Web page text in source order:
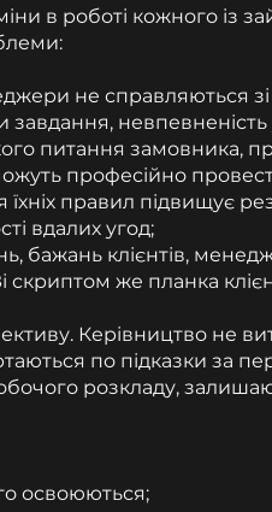
в роботі кожного із
не справляються
невпевненість
питання замовника,
професійно
правил підвищує
вдалих угод;
бажань клієнтів,
же планка
Керівництво не
по підказки за
розкладу,
освоюються;